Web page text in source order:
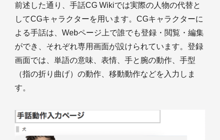
前述した通り、手話CG Wikiでは実際の人物の代替と
してCGキャラクターを用います。CGキャラクターに
よる手話は、Webページ上で誰でも登録・閲覧・編集
ができ、それぞれ専用画面が設けられています。登録
画面では、単語の意味、表情、手と腕の動作、手型
（指の折り曲げ）の動作、移動動作などを入力しま
す。